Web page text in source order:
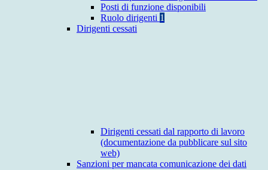
Posti di funzione disponibili
Ruolo dirigenti 1
Dirigenti cessati
Dirigenti cessati dal rapporto di lavoro
(documentazione da pubblicare sul sito
web)
Sanzioni per mancata comunicazione dei dati